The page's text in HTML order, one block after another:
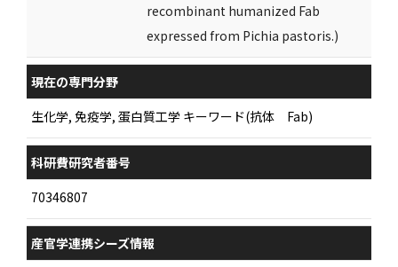
recombinant humanized Fab
expressed from Pichia pastoris.)
現在の専門分野
生化学, 免疫学, 蛋白質工学 キーワード(抗体 Fab)
科研費研究者番号
70346807
産官学連携シーズ情報